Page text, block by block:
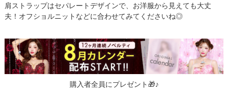
肩ストラップはセパレートデザインで、お洋服から見えても大丈
夫！オフショルニットなどに合わせてみてくださいね◎
購入者全員にプレゼント🎁♪